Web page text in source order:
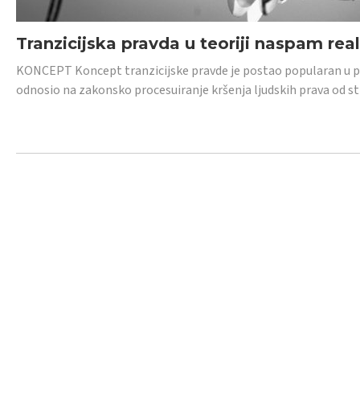
Tranzicijska pravda u teoriji naspam
KONCEPT Koncept tranzicijske pravde je postao popularan
odnosio na zakonsko procesuiranje kršenja ljudskih prava